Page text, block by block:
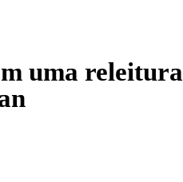
uma releitura